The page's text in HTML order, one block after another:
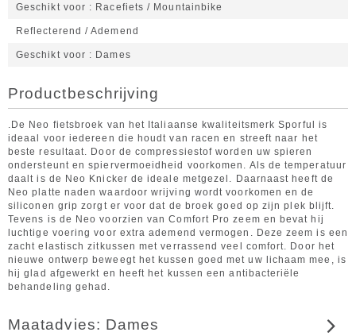
Geschikt voor Racefiets / Mountainbike
Reflecterend / Ademend
Geschikt voor Dames
Productbeschrijving
.De Neo fietsbroek van het Italiaanse kwaliteitsmerk Sporful is
ideaal voor iedereen die houdt van racen en streeft naar het
beste resultaat. Door de compressiestof worden uw spieren
ondersteunt en spiervermoeidheid voorkomen. Als de temperatuur
daalt is de Neo Knicker de ideale metgezel. Daarnaast heeft de
Neo platte naden waardoor wrijving wordt voorkomen en de
siliconen grip zorgt er voor dat de broek goed op zijn plek blijft.
Tevens is de Neo voorzien van Comfort Pro zeem en bevat hij
luchtige voering voor extra ademend vermogen. Deze zeem is een
zacht elastisch zitkussen met verrassend veel comfort. Door het
nieuwe ontwerp beweegt het kussen goed met uw lichaam mee, is
hij glad afgewerkt en heeft het kussen een antibacteriële
behandeling gehad.
Maatadvies: Dames